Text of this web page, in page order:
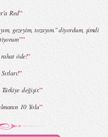
Red”
gezeyim, tozayım." diyordum, şimdi
”
öde!”
”
değişir.”
10 Yolu”